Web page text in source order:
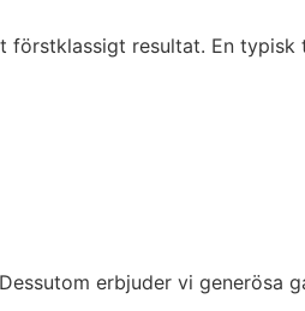
resultat. En typisk
erbjuder vi generösa